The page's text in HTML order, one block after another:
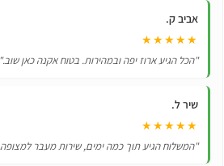
ושריפת
אביב ק.
★★★★★
"הכל הגיע ארוז יפה ובמהירות. בטוח אקנה כאן שוב."
שיר ל.
★★★★★
"המשלוח הגיע תוך כמה ימים, שירות מעבר